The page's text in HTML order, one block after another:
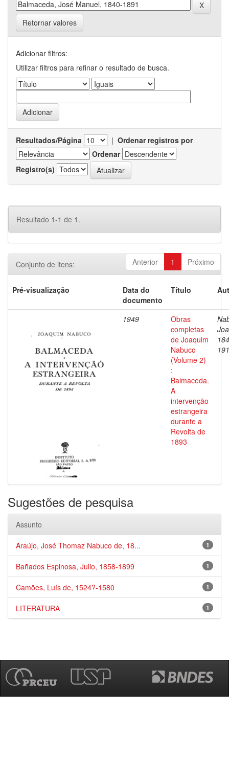
Retornar valores
Adicionar filtros:
Utilizar filtros para refinar o resultado de busca.
Resultados/Página | Ordenar registros por
Ordenar
Registro(s)
Resultado 1-1 de 1.
Anterior 1 Próximo
Conjunto de itens:
Pré-visualização
Data do
documento
Título
1949
Obras
completas
de Joaquim
Nabuco
(Volume 2)
:
Balmaceda.
A
intervenção
estrangeira
durante a
Revolta de
1893
Sugestões de pesquisa
Assunto
1
Araújo, José Thomaz Nabuco de, 18...
1
Bañados Espinosa, Julio, 1858-1899
1
Camões, Luís de, 1524?-1580
1
LITERATURA